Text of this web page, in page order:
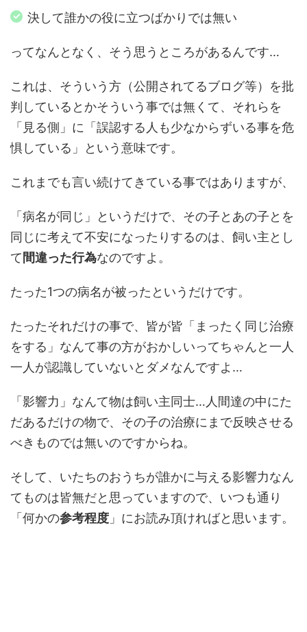
決して誰かの役に立つばかりでは無い
ってなんとなく、そう思うところがあるんです…
これは、そういう方（公開されてるブログ等）を批
判しているとかそういう事では無くて、それらを
「見る側」に「誤認する人も少なからずいる事を危
惧している」という意味です。
これまでも言い続けてきている事ではありますが、
「病名が同じ」というだけで、その子とあの子とを
同じに考えて不安になったりするのは、飼い主とし
て 間違った行為なのですよ。
たった1つの病名が被ったというだけです。
たったそれだけの事で、皆が皆「まったく同じ治療
をする」なんて事の方がおかしいってちゃんと一人
一人が認識していないとダメなんですよ…
「影響力」なんて物は飼い主同士…人間達の中にた
だあるだけの物で、その子の治療にまで反映させる
べきものでは無いのですからね。
そして、いたちのおうちが誰かに与える影響力なん
てものは皆無だと思っていますので、いつも通り
「何かの参考程度 」にお読み頂ければと思います。